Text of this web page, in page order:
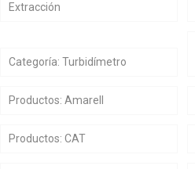
Extracción
Categoría: Turbidímetro
Productos: Amarell
Productos: CAT